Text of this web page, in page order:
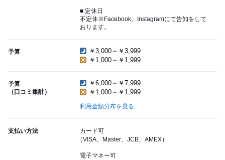
■ 定休日
不定休※Facebook、Instagramにて告知をして
おります。
予算
￥3,000～￥3,999
￥1,000～￥1,999
予算
（口コミ集計）
￥6,000～￥7,999
￥1,000～￥1,999
利用金額分布を見る
支払い方法
カード可
（VISA、Master、JCB、AMEX）
電子マネー可